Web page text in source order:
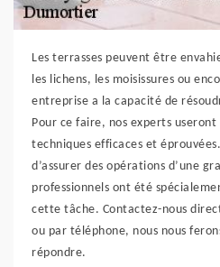
Les terrasses peuvent être
les lichens, les moisissures ou
entreprise a la capacité de
Pour ce faire, nos experts
techniques efficaces et
d’assurer des opérations d’une
professionnels ont été
cette tâche. Contactez-nous
ou par téléphone, nous nous
répondre.